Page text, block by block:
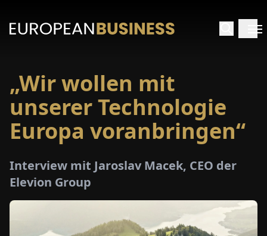
„Wir wollen mit
unserer Technologie
Europa voranbringen“
Interview mit Jaroslav Macek, CEO der
Elevion Group